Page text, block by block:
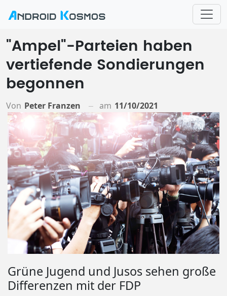
"Ampel"-Parteien haben
vertiefende Sondierungen
begonnen
Von Peter Franzen am 11/10/2021
Grüne Jugend und Jusos sehen große
Differenzen mit der FDP